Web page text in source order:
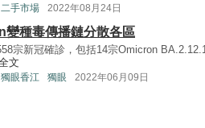
二手市場 2022年08月24日
變種毒傳播鏈分散各區
宗新冠確診，包括14宗Omicron
文
獨眼香江 獨眼 2022年06月09日